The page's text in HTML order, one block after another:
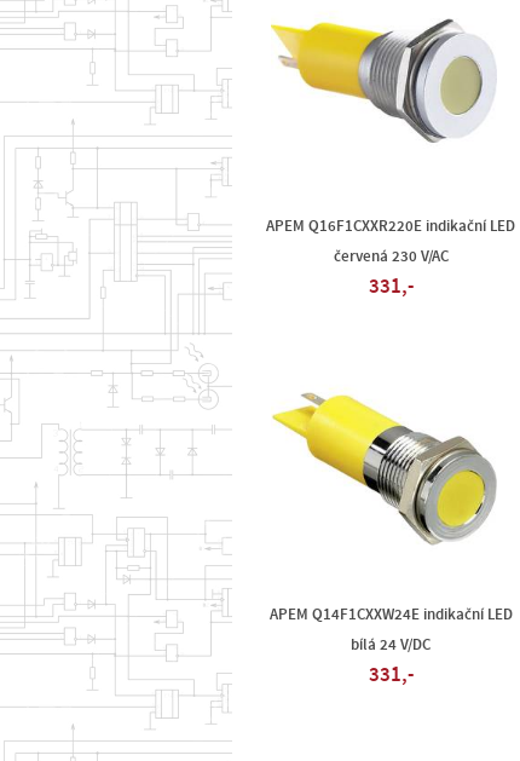
APEM Q16F1CXXR220E indikační LED
červená 230 V/AC
331,-
APEM Q14F1CXXW24E indikační LED
bílá 24 V/DC
331,-